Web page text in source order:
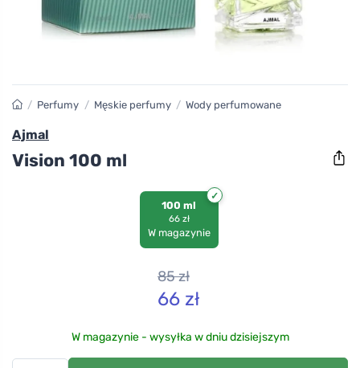
/ Perfumy / Męskie perfumy / Wody perfumowane
Ajmal
Vision 100 ml
100 ml
66 zł
W magazynie
85zł
66 zł
W magazynie - wysyłka w dniu dzisiejszym